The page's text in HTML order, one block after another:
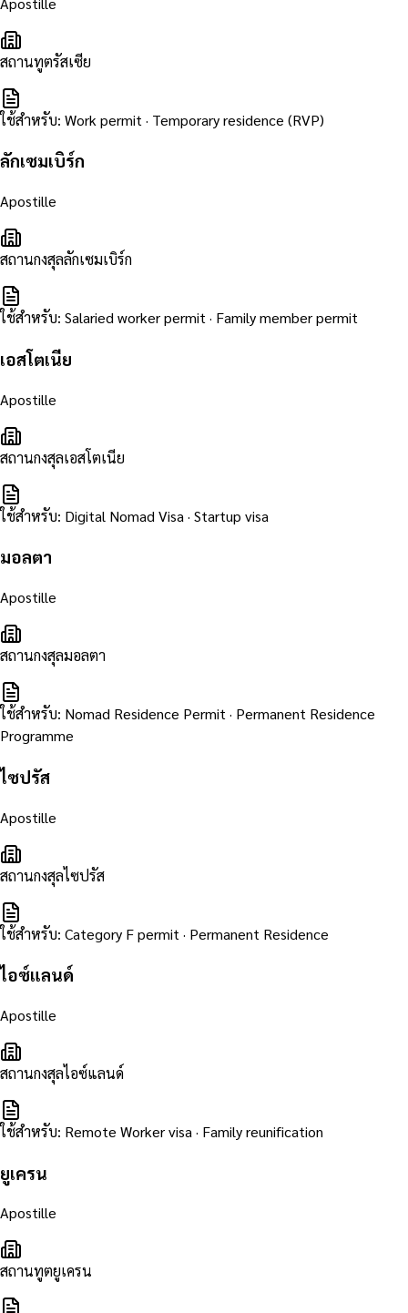
สถานทูตรัสเซีย
ใช้สำหรับ: Work permit · Temporary residence (RVP)
ลักเซมเบิร์ก
Apostille
สถานกงสุลลักเซมเบิร์ก
ใช้สำหรับ: Salaried worker permit · Family member permit
เอสโตเนีย
Apostille
สถานกงสุลเอสโตเนีย
ใช้สำหรับ: Digital Nomad Visa · Startup visa
มอลตา
Apostille
สถานกงสุลมอลตา
ใช้สำหรับ: Nomad Residence Permit · Permanent Residence
Programme
ไซปรัส
Apostille
สถานกงสุลไซปรัส
ใช้สำหรับ: Category F permit · Permanent Residence
ไอซ์แลนด์
Apostille
สถานกงสุลไอซ์แลนด์
ใช้สำหรับ: Remote Worker visa · Family reunification
ยูเครน
Apostille
สถานทูตยูเครน